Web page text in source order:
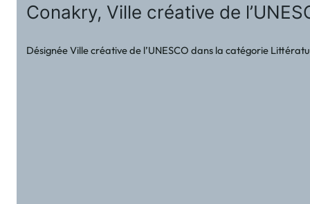
Conakry, Ville créative de
Désignée Ville créative de l’UNESCO dans la catégorie